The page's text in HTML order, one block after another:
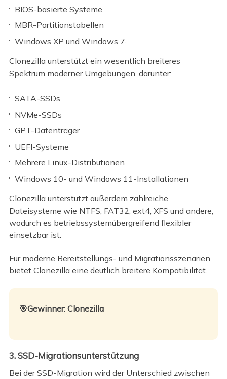
BIOS-basierte Systeme
MBR-Partitionstabellen
Windows XP und Windows 7·
Clonezilla unterstützt ein wesentlich breiteres
Spektrum moderner Umgebungen, darunter:
SATA-SSDs
NVMe-SSDs
GPT-Datenträger
UEFI-Systeme
Mehrere Linux-Distributionen
Windows 10- und Windows 11-Installationen
Clonezilla unterstützt außerdem zahlreiche
Dateisysteme wie NTFS, FAT32, ext4, XFS und andere,
wodurch es betriebssystemübergreifend flexibler
einsetzbar ist.
Für moderne Bereitstellungs- und Migrationsszenarien
bietet Clonezilla eine deutlich breitere Kompatibilität.
🎯Gewinner: Clonezilla
3. SSD-Migrationsunterstützung
Bei der SSD-Migration wird der Unterschied zwischen